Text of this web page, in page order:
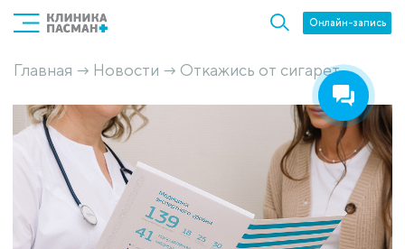
Онлайн-запись
Главная → Новости → Откажись от сигарет